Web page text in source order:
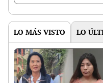
LO MÁS VISTO LO